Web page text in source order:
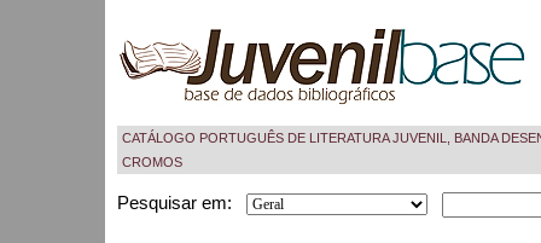
CATÁLOGO PORTUGUÊS DE LITERATURA JUVENIL, BANDA
CROMOS
Pesquisar em: